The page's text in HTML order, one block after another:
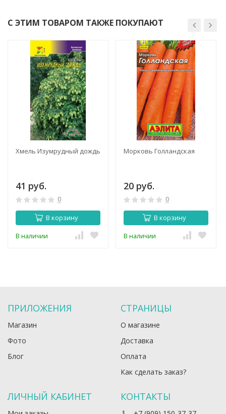
С ЭТИМ ТОВАРОМ ТАКЖЕ ПОКУПАЮТ
Хмель Изумрудный дождь
41 руб.
0
В корзину
В наличии
Морковь Голландская
20 руб.
0
В корзину
В наличии
ПРИЛОЖЕНИЯ
Магазин
Фото
Блог
СТРАНИЦЫ
О магазине
Доставка
Оплата
Как сделать заказ?
ЛИЧНЫЙ КАБИНЕТ КОНТАКТЫ